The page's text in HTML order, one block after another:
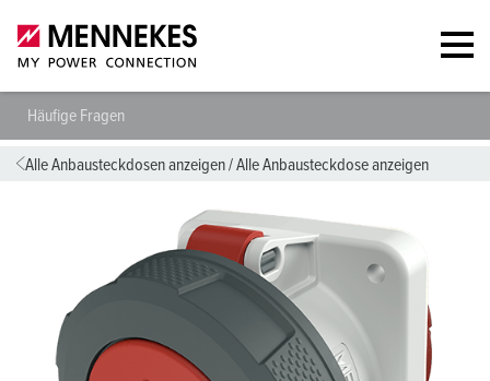
Häufige Fragen
Alle Anbausteckdosen anzeigen/Alle Anbausteckdose anzeigen